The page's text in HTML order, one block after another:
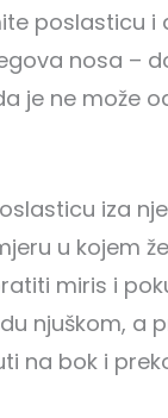
poslasticu i
nosa –
je ne može
iza
u kojem
miris i
njuškom, a
na bok i